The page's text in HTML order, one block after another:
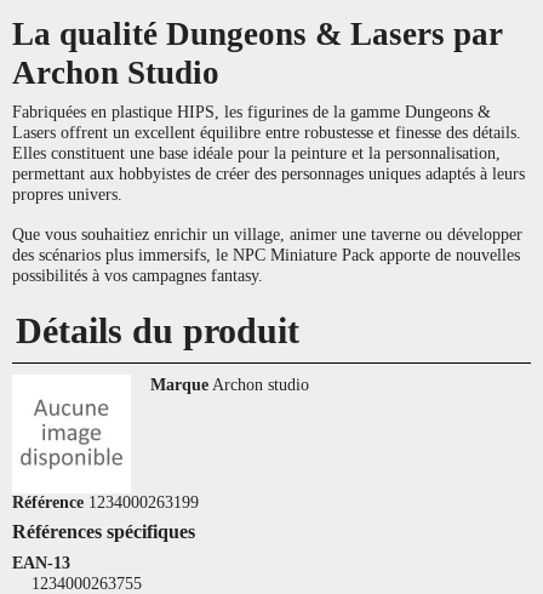
La qualité Dungeons & Lasers par
Archon Studio
Fabriquées en plastique HIPS, les figurines de la gamme Dungeons &
Lasers offrent un excellent équilibre entre robustesse et finesse des détails.
Elles constituent une base idéale pour la peinture et la personnalisation,
permettant aux hobbyistes de créer des personnages uniques adaptés à leurs
propres univers.
Que vous souhaitiez enrichir un village, animer une taverne ou développer
des scénarios plus immersifs, le NPC Miniature Pack apporte de nouvelles
possibilités à vos campagnes fantasy.
Détails du produit
Marque Archon studio
Référence 1234000263199
Références spécifiques
EAN-13
1234000263755